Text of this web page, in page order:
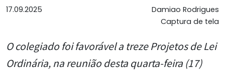
17.09.2025
Damiao Rodrigues
Captura de tela
O colegiado foi favorável a treze Projetos de Lei
Ordinária, na reunião desta quarta-feira (17)